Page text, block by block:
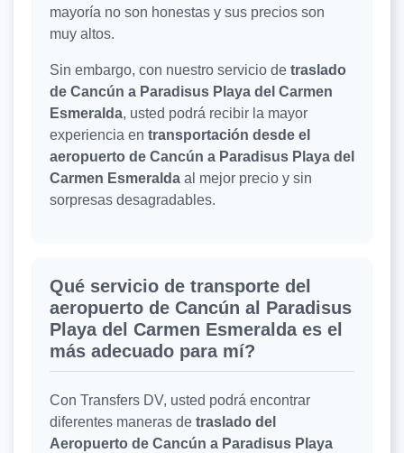
mayoría no son honestas y sus precios son
muy altos.
Sin embargo, con nuestro servicio de traslado
de Cancún a Paradisus Playa del Carmen
Esmeralda, usted podrá recibir la mayor
experiencia en transportación desde el
aeropuerto de Cancún a Paradisus Playa del
Carmen Esmeralda al mejor precio y sin
sorpresas desagradables.
Qué servicio de transporte del
aeropuerto de Cancún al Paradisus
Playa del Carmen Esmeralda es el
más adecuado para mí?
Con Transfers DV, usted podrá encontrar
diferentes maneras de traslado del
Aeropuerto de Cancún a Paradisus Playa